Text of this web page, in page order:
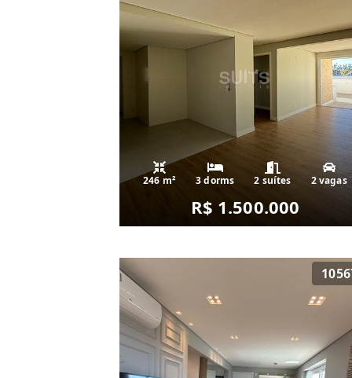
246 m² 3 dorms 2 suítes 2 vagas
R$ 1.500.000